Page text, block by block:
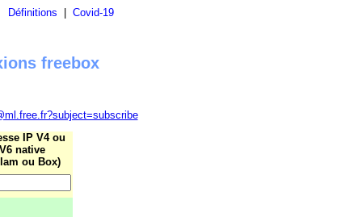
Définitions Covid-19
freebox
IP V4 ou
V6 native
ou Box)